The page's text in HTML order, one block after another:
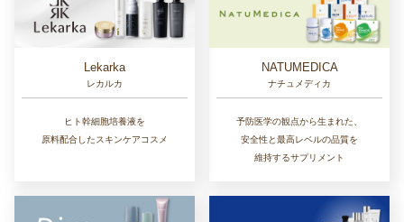
Lekarka
レカルカ
ヒト幹細胞培養液を
原料配合したスキンケアコスメ
NATUMEDICA
ナチュメディカ
予防医学の観点から生まれた、
安全性と最高レベルの品質を
維持するサプリメント